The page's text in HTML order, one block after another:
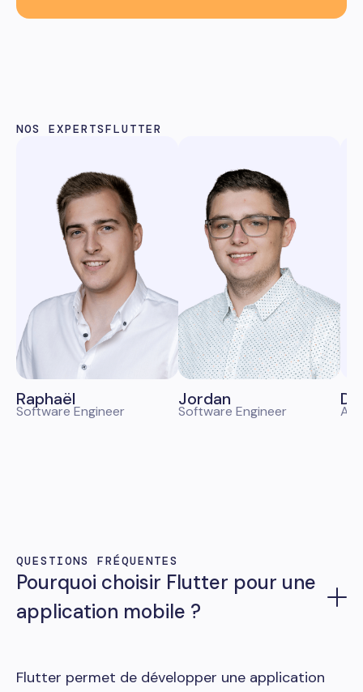
NOS EXPERTSFLUTTER
Raphaël
Software Engineer
Jordan
Software Engineer AI
QUESTIONS FRÉQUENTES
Pourquoi choisir Flutter pour une
application mobile ?
Flutter permet de développer une application